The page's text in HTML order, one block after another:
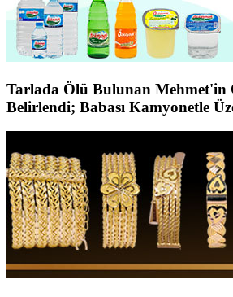
Tarlada Ölü Bulunan Mehmet'in
Belirlendi; Babası Kamyonetle